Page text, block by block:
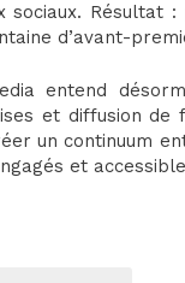
sociaux. Résultat
d’avant-
entend
et diffusion de
un continuum
et